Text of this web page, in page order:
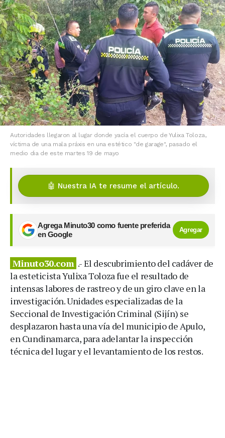
Autoridades llegaron al lugar donde yacía el cuerpo de Yulixa Toloza,
víctima de una mala práxis en una estético "de garage", pasado el
medio dia de este martes 19 de mayo
🤖 Nuestra IA te resume el artículo.
Agrega Minuto30 como fuente preferida
en Google
Agregar
Minuto30.com .- El descubrimiento del cadáver de
la esteticista Yulixa Toloza fue el resultado de
intensas labores de rastreo y de un giro clave en la
investigación. Unidades especializadas de la
Seccional de Investigación Criminal (Sijín) se
desplazaron hasta una vía del municipio de Apulo,
en Cundinamarca, para adelantar la inspección
técnica del lugar y el levantamiento de los restos.